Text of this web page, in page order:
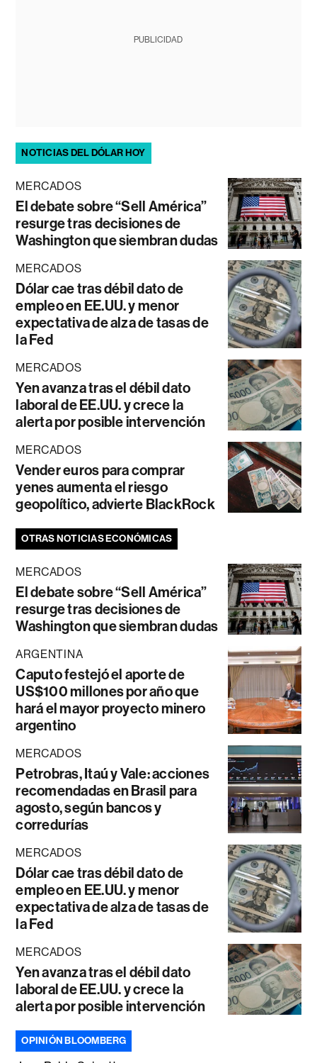
PUBLICIDAD
NOTICIAS DEL DÓLAR HOY
MERCADOS
El debate sobre “Sell América”
resurge tras decisiones de
Washington que siembran dudas
MERCADOS
Dólar cae tras débil dato de
empleo en EE.UU. y menor
expectativa de alza de tasas de
la Fed
MERCADOS
Yen avanza tras el débil dato
laboral de EE.UU. y crece la
alerta por posible intervención
MERCADOS
Vender euros para comprar
yenes aumenta el riesgo
geopolítico, advierte BlackRock
OTRAS NOTICIAS ECONÓMICAS
MERCADOS
El debate sobre “Sell América”
resurge tras decisiones de
Washington que siembran dudas
ARGENTINA
Caputo festejó el aporte de
US$100 millones por año que
hará el mayor proyecto minero
argentino
MERCADOS
Petrobras, Itaú y Vale: acciones
recomendadas en Brasil para
agosto, según bancos y
corredurías
MERCADOS
Dólar cae tras débil dato de
empleo en EE.UU. y menor
expectativa de alza de tasas de
la Fed
MERCADOS
Yen avanza tras el débil dato
laboral de EE.UU. y crece la
alerta por posible intervención
OPINIÓN BLOOMBERG